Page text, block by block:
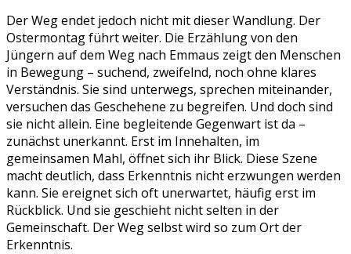
Der Weg endet jedoch nicht mit dieser Wandlung. Der
Ostermontag führt weiter. Die Erzählung von den
Jüngern auf dem Weg nach Emmaus zeigt den Menschen
in Bewegung – suchend, zweifelnd, noch ohne klares
Verständnis. Sie sind unterwegs, sprechen miteinander,
versuchen das Geschehene zu begreifen. Und doch sind
sie nicht allein. Eine begleitende Gegenwart ist da –
zunächst unerkannt. Erst im Innehalten, im
gemeinsamen Mahl, öffnet sich ihr Blick. Diese Szene
macht deutlich, dass Erkenntnis nicht erzwungen werden
kann. Sie ereignet sich oft unerwartet, häufig erst im
Rückblick. Und sie geschieht nicht selten in der
Gemeinschaft. Der Weg selbst wird so zum Ort der
Erkenntnis.